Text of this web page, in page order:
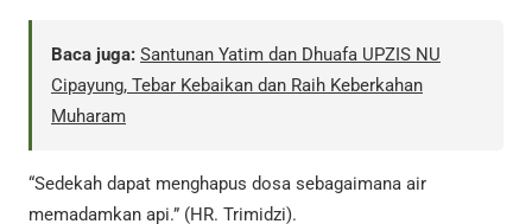
Baca juga: Santunan Yatim dan Dhuafa UPZIS NU
Cipayung, Tebar Kebaikan dan Raih Keberkahan
Muharam
“Sedekah dapat menghapus dosa sebagaimana air
memadamkan api.” (HR. Trimidzi).